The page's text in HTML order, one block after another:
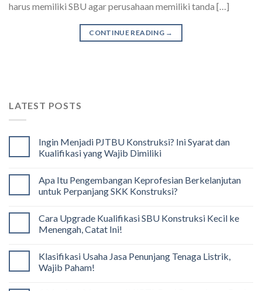
harus memiliki SBU agar perusahaan memiliki tanda […]
CONTINUE READING →
LATEST POSTS
Ingin Menjadi PJTBU Konstruksi? Ini Syarat dan
Kualifikasi yang Wajib Dimiliki
Apa Itu Pengembangan Keprofesian Berkelanjutan
untuk Perpanjang SKK Konstruksi?
Cara Upgrade Kualifikasi SBU Konstruksi Kecil ke
Menengah, Catat Ini!
Klasifikasi Usaha Jasa Penunjang Tenaga Listrik,
Wajib Paham!